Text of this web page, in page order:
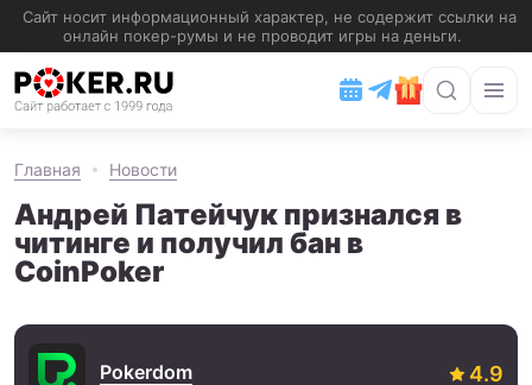
Главная Новости
Андрей Патейчук признался в
читинге и получил бан в
CoinPoker
Pokerdom